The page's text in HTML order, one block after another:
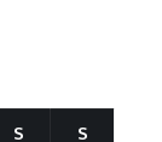
S S